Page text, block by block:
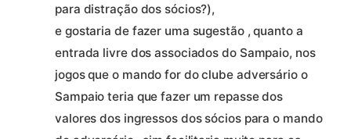
para distração dos sócios?),
e gostaria de fazer uma sugestão , quanto a
entrada livre dos associados do Sampaio, nos
jogos que o mando for do clube adversário o
Sampaio teria que fazer um repasse dos
valores dos ingressos dos sócios para o mando